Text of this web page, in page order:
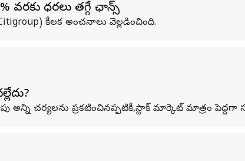
వరకు ధరలు తగ్గే ఛాన్స్
కీలక అంచనాలు వెల్లడించింది.
అన్ని చర్యలను ప్రకటించినప్పటికీ,స్టాక్ మార్కెట్ మాత్రం పెద్దగా